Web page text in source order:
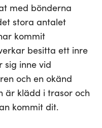
med bönderna
stora antalet
kommit
besitta ett inre
sig inne vid
och en okänd
är klädd i trasor och
kommit dit.